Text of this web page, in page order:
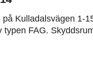
Kulladalsvägen 1-
typen FAG.